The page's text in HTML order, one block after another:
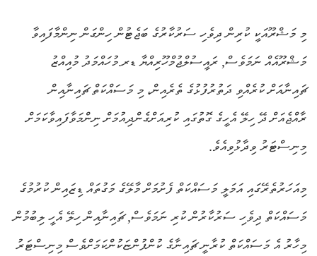
މި މަޝްރޫއަކީ ކުރިން ދިވެހި ސަރުކާރުގެ ބަޖެޓުން ހިންގަން ނިންމާފައިވާ
މަޝްރޫއެއް ނަމަވެސް, ރައީސުލްޖުމްހޫރިއްޔާ ޑރ.މުހައްމަދު މުއިއްޒު
ޗައިނާއަށް ކުރެއްވި ދަތުރުފުޅުގެ ތެރެއިން، މި މަސައްކަތް ޗައިނާއިން
ރާއްޖެއަށް ދޭ ހިލޭ އެހީގެ ގޮތުގައި ކުރިއަށްގެންދިއުމަށް ނިންމަވާފައިވާކަމަށް
މިނިސްޓަރު ވިދާޅުވިއެވެ.
މިއަހަރުތެރޭގައި އަމަލީ މަސައްކަތް ފެށުމަށް މާލޭގެ މަގުތައް ޑިޒައިން ކުރުމުގެ
މަސައްކަތް ދިވެހި ސަރުކާރުން ކުރި ނަމަވެސް, ޗައިނާއިން ހިލޭ އެހީ ލިބުމުން
މިހާރު އެ މަސައްކަތް ކުރާނީ ޗައިނާގެ ކުންފުންޏަކުންކަމަށްވެސް މިނިސްޓަރު